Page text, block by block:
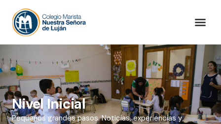
Nivel Inicial
Pequeños grandes pasos. Noticias, experiencias y